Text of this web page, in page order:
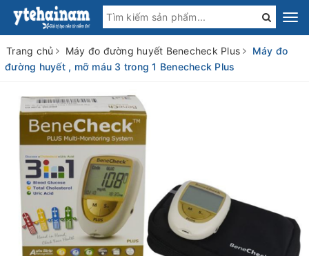
Trang chủ Máy đo đường huyết Benecheck Plus
Máy đo
đường huyết , mỡ máu 3 trong 1 Benecheck Plus